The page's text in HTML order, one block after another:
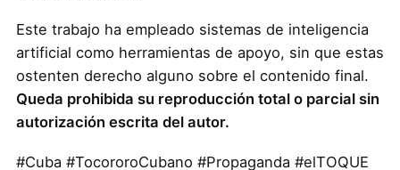
Este trabajo ha empleado sistemas de inteligencia
artificial como herramientas de apoyo, sin que estas
ostenten derecho alguno sobre el contenido final.
Queda prohibida su reproducción total o parcial sin
autorización escrita del autor.
#Cuba #TocororoCubano #Propaganda #elTOQUE